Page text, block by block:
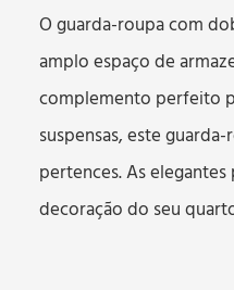
O guarda-roupa com
amplo espaço de
complemento perfeito
suspensas, este
pertences. As
decoração do seu